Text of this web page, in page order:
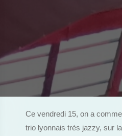
Ce vendredi 15, on a
trio lyonnais très jazzy, sur